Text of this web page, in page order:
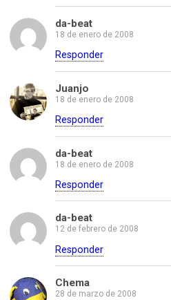
da-beat
18 de enero de 2008
Responder
Juanjo
18 de enero de 2008
Responder
da-beat
18 de enero de 2008
Responder
da-beat
12 de febrero de 2008
Responder
Chema
28 de marzo de 2008